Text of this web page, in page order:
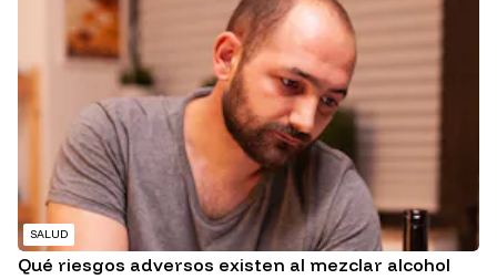
SALUD
Qué riesgos adversos existen al mezclar alcohol